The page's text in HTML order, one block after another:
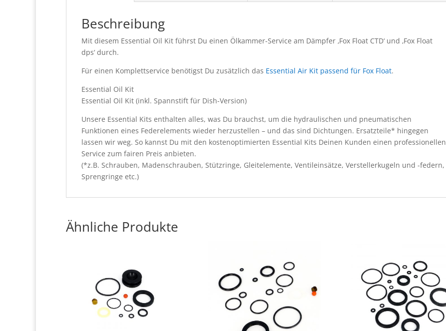
Beschreibung
Mit diesem Essential Oil Kit führst Du einen Ölkammer-Service am Dämpfer ‚Fox Float CTD‘ und ‚Fox Float
dps‘ durch.
Für einen Komplettservice benötigst Du zusätzlich das Essential Air Kit passend für Fox Float.
Essential Oil Kit
Essential Oil Kit (inkl. Spannstift für Dish-Version)
Unsere Essential Kits enthalten alles, was Du brauchst, um die hydraulischen und pneumatischen
Funktionen eines Federelements wieder herzustellen – und das sind Dichtungen. Ersatzteile* hingegen
lassen wir weg. So kannst Du mit den kostenoptimierten Essential Kits Deinen Kunden einen professionellen
Service zum fairen Preis anbieten.
(*z.B. Schrauben, Madenschrauben, Stützringe, Gleitelemente, Ventileinsätze, Verstellerkugeln und -federn,
Sprengringe etc.)
Ähnliche Produkte